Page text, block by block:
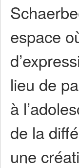
espace
lieu de
à
de la
une